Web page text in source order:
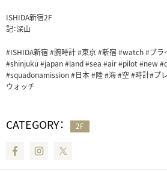
ISHIDA新宿2F
記：深山
#ISHIDA新宿 #腕時計 #東京 #新宿 #watch #ブ
#shinjuku #japan #land #sea #air #pilot #new
#squadonamission #日本 #陸 #海 #空 #時計#プ
ウォッチ
CATEGORY： 2F
FacebookInstagram